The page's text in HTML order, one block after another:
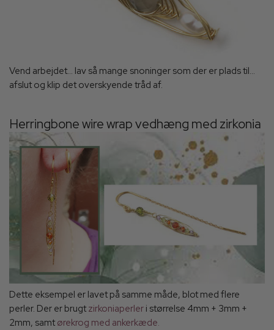
Vend arbejdet... lav så mange snoninger som der er plads til...
afslut og klip det overskyende tråd af.
Herringbone wire wrap vedhæng med zirkonia
Dette eksempel er lavet på samme måde, blot med flere
perler. Der er brugt zirkoniaperler i størrelse 4mm + 3mm +
2mm, samt ørekrog med ankerkæde.